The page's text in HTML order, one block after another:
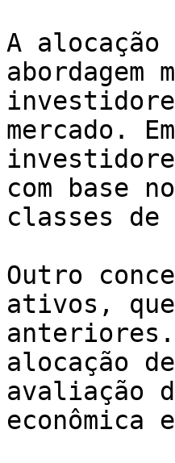
A
mercado.
com base
classes
Outro
ativos,
anteriores.
alocação
avaliação
econômica